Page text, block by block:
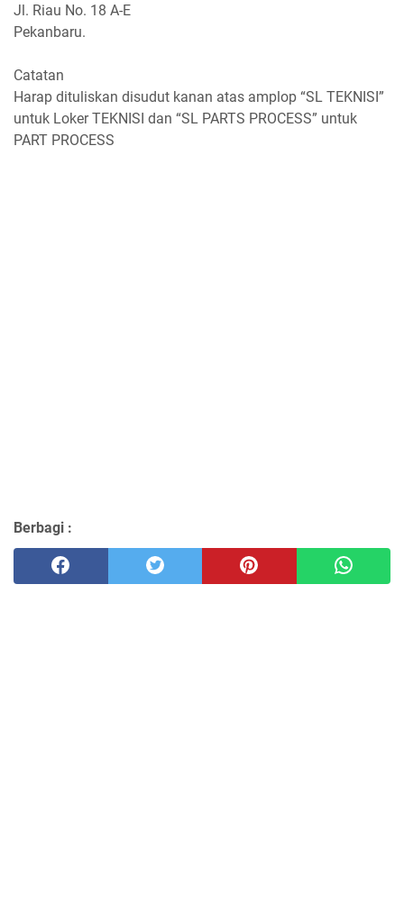
Jl. Riau No. 18 A-E
Pekanbaru.
Catatan
Harap dituliskan disudut kanan atas amplop “SL TEKNISI”
untuk Loker TEKNISI dan “SL PARTS PROCESS” untuk
PART PROCESS
Berbagi :